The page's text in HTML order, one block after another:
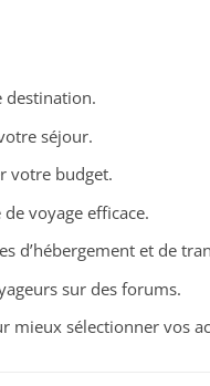
séjour.
votre budget.
voyage efficace.
d’hébergement et de
sur des forums.
mieux sélectionner vos